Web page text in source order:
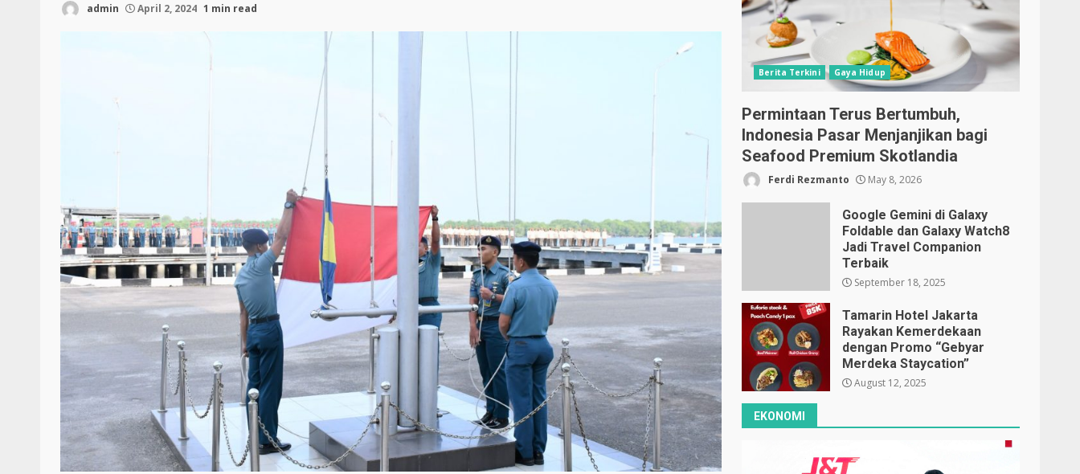
admin April 2, 2024 1 min read
Berita Terkini Gaya Hidup
Permintaan Terus Bertumbuh,
Indonesia Pasar Menjanjikan bagi
Seafood Premium Skotlandia
Ferdi Rezmanto May 8, 2026
Google Gemini di Galaxy
Foldable dan Galaxy Watch8
Jadi Travel Companion
Terbaik
September 18, 2025
Tamarin Hotel Jakarta
Rayakan Kemerdekaan
dengan Promo “Gebyar
Merdeka Staycation”
August 12, 2025
EKONOMI